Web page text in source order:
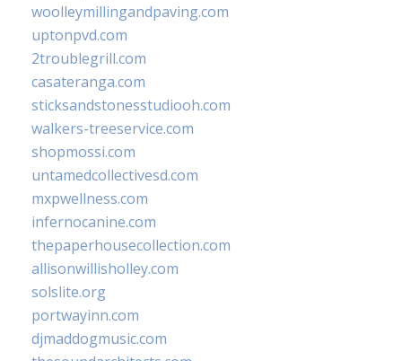
woolleymillingandpaving.com
uptonpvd.com
2troublegrill.com
casateranga.com
sticksandstonesstudiooh.com
walkers-treeservice.com
shopmossi.com
untamedcollectivesd.com
mxpwellness.com
infernocanine.com
thepaperhousecollection.com
allisonwillisholley.com
solslite.org
portwayinn.com
djmaddogmusic.com